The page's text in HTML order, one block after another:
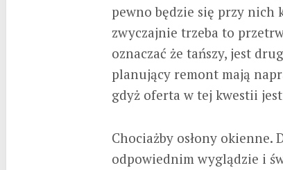
pewno będzie się przy nich
zwyczajnie trzeba to
oznaczać że tańszy, jest
planujący remont mają
gdyż oferta w tej kwestii
Chociażby osłony okienne.
odpowiednim wyglądzie i